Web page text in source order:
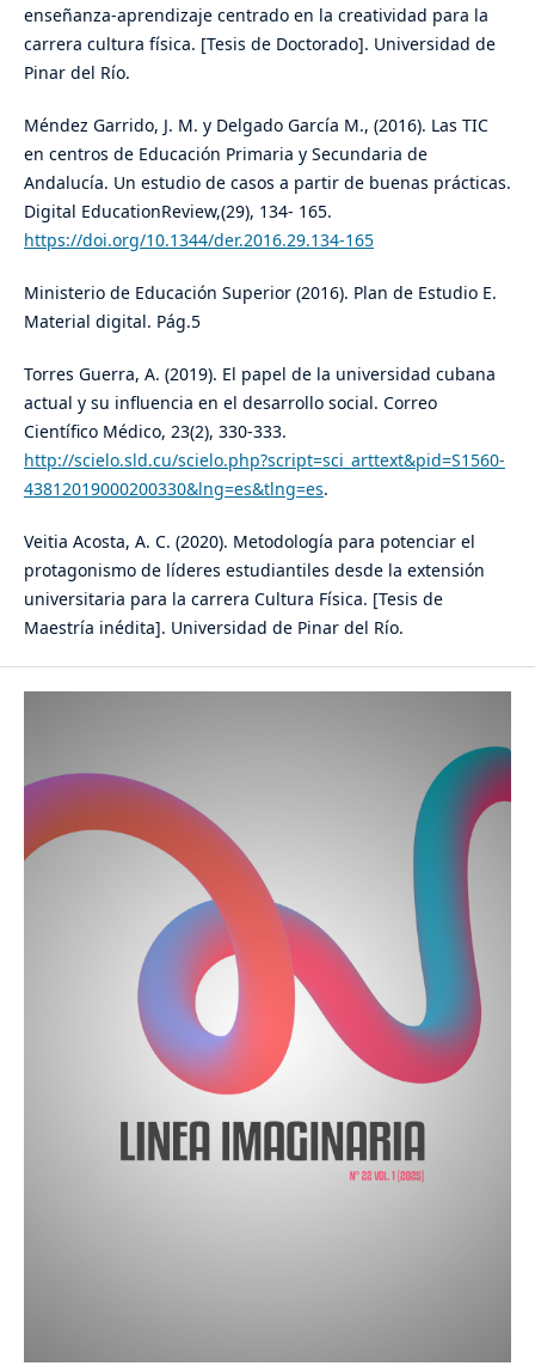
enseñanza-aprendizaje centrado en la creatividad para la
carrera cultura física. [Tesis de Doctorado]. Universidad de
Pinar del Río.
Méndez Garrido, J. M. y Delgado García M., (2016). Las TIC
en centros de Educación Primaria y Secundaria de
Andalucía. Un estudio de casos a partir de buenas prácticas.
Digital EducationReview,(29), 134- 165.
https://doi.org/10.1344/der.2016.29.134-165
Ministerio de Educación Superior (2016). Plan de Estudio E.
Material digital. Pág.5
Torres Guerra, A. (2019). El papel de la universidad cubana
actual y su influencia en el desarrollo social. Correo
Científico Médico, 23(2), 330-333.
http://scielo.sld.cu/scielo.php?script=sci_arttext&pid=S1560-
43812019000200330&lng=es&tlng=es.
Veitia Acosta, A. C. (2020). Metodología para potenciar el
protagonismo de líderes estudiantiles desde la extensión
universitaria para la carrera Cultura Física. [Tesis de
Maestría inédita]. Universidad de Pinar del Río.